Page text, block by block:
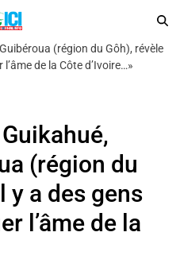
(région du Gôh), révèle
de la Côte d’Ivoire…»
(région du
y a des gens
l’âme de la